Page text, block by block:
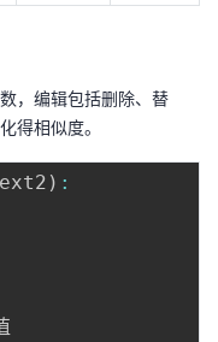
，编辑包括删除、替
得相似度。
) :